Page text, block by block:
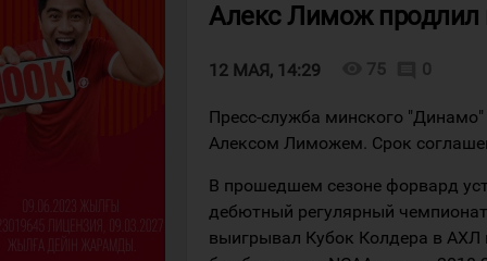
Алекс Лимож продлил
12 МАЯ, 14:29 75 0
Пресс-служба минского
Алексом Лиможем. Срок
В прошедшем сезоне форвард
дебютный регулярный
выигрывал Кубок Колдера в АХЛ